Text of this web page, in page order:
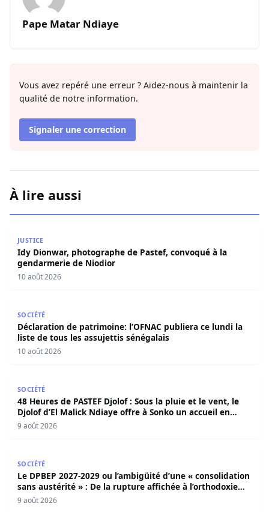
Pape Matar Ndiaye
Vous avez repéré une erreur ? Aidez-nous à maintenir la
qualité de notre information.
Signaler une correction
À lire aussi
JUSTICE
Idy Dionwar, photographe de Pastef, convoqué à la
gendarmerie de Niodior
10 août 2026
SOCIÉTÉ
Déclaration de patrimoine: l’OFNAC publiera ce lundi la
liste de tous les assujettis sénégalais
10 août 2026
SOCIÉTÉ
48 Heures de PASTEF Djolof : Sous la pluie et le vent, le
Djolof d’El Malick Ndiaye offre à Sonko un accueil en
apothéose
9 août 2026
SOCIÉTÉ
Le DPBEP 2027-2029 ou l’ambigüité d’une « consolidation
sans austérité » : De la rupture affichée à l’orthodoxie
budgétaire, une analyse critique de la trajectoire
9 août 2026